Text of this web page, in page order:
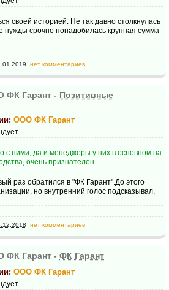
своей историей. Не так давно столкнулась
нужды срочно понадобилась крупная сумма
нет комментариев
ФК Гарант - Позитивные
ООО ФК Гарант
с ними, да и менеджеры у них в основном на
очень признателен.
раз обратился в "ФК Гарант".До этого
но внутренний голос подсказывал,
нет комментариев
ФК Гарант - ФК Гарант
ООО ФК Гарант